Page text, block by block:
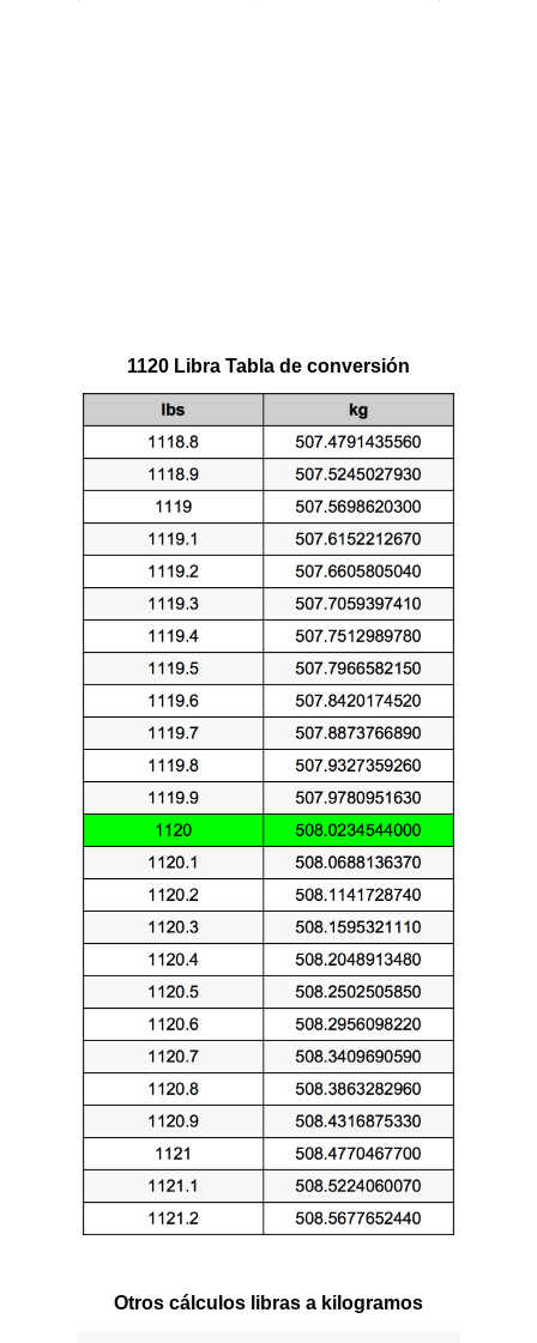
1120 Libra Tabla de conversión
Otros cálculos libras a kilogramos